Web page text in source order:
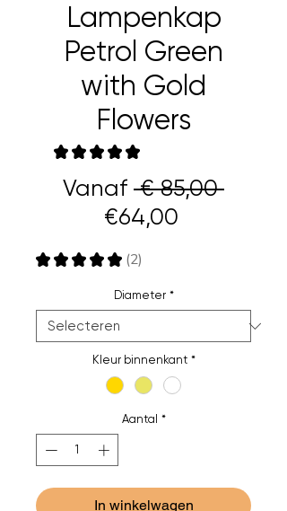
Lampenkap
Petrol Green
with Gold
Flowers
★ ★ ★ ★ ★
Vanaf € 85,00
€64,00
★ ★ ★ ★ ★ 2
2
Diameter *
Kleur binnenkant *
Aantal *
In winkelwagen